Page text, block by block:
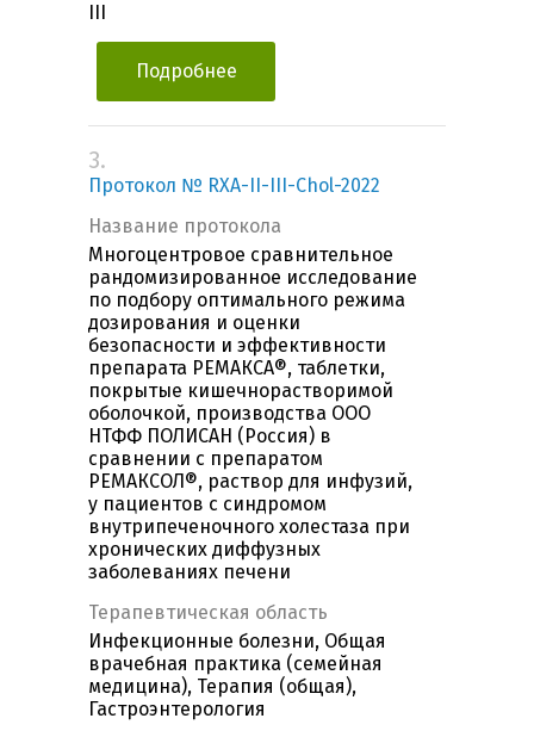
Подробнее
3.
Протокол № RXA-II-III-Chol-2022
Название протокола
Многоцентровое сравнительное
рандомизированное исследование
по подбору оптимального режима
дозирования и оценки
безопасности и эффективности
препарата РЕМАКСА®, таблетки,
покрытые кишечнорастворимой
оболочкой, производства ООО
НТФФ ПОЛИСАН (Россия) в
сравнении с препаратом
РЕМАКСОЛ®, раствор для инфузий,
у пациентов с синдромом
внутрипеченочного холестаза при
хронических диффузных
заболеваниях печени
Терапевтическая область
Инфекционные болезни, Общая
врачебная практика (семейная
медицина), Терапия (общая),
Гастроэнтерология